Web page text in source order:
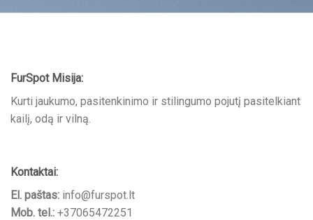
FurSpot Misija:
Kurti jaukumo, pasitenkinimo ir stilingumo pojutį pasitelkiant
kailį, odą ir vilną.
Kontaktai:
El. paštas: info@furspot.lt
Mob. tel.: +37065472251